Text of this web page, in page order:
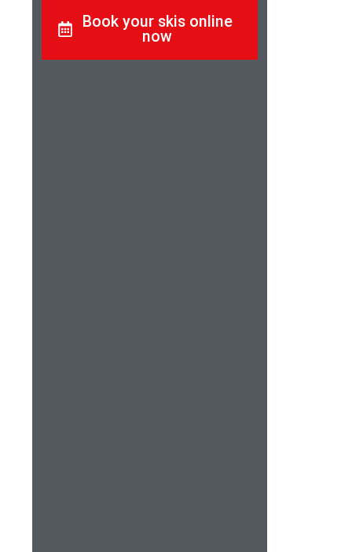
Book your skis online
now